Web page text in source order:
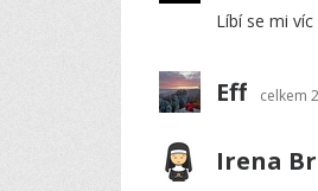
Líbí se mi víc
Eff celkem
Irena